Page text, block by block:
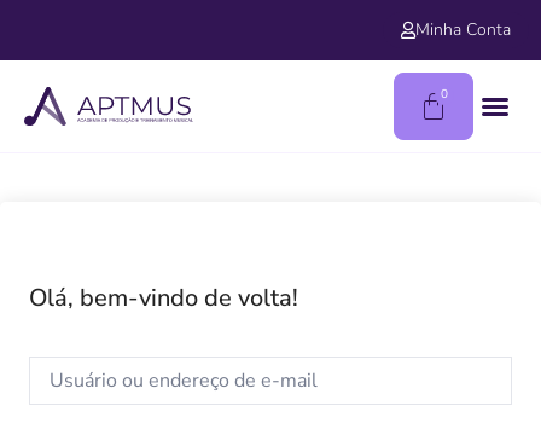
Minha Conta
0
Olá, bem-vindo de volta!